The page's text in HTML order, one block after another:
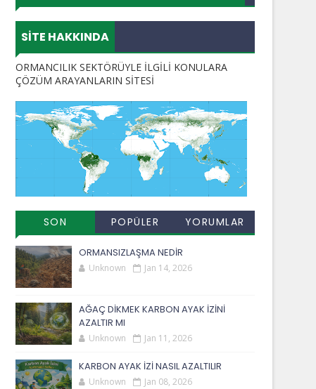
SITE HAKKINDA
ORMANCILIK SEKTÖRÜYLE İLGİLİ KONULARA
ÇÖZÜM ARAYANLARIN SİTESİ
SON
EKLENENLER
POPÜLER
YORUMLAR
ORMANSIZLAŞMA NEDİR
Unknown Jan 14, 2026
AĞAÇ DİKMEK KARBON AYAK İZİNİ
AZALTIR MI
Unknown Jan 11, 2026
KARBON AYAK İZİ NASIL AZALTILIR
Unknown Jan 08, 2026